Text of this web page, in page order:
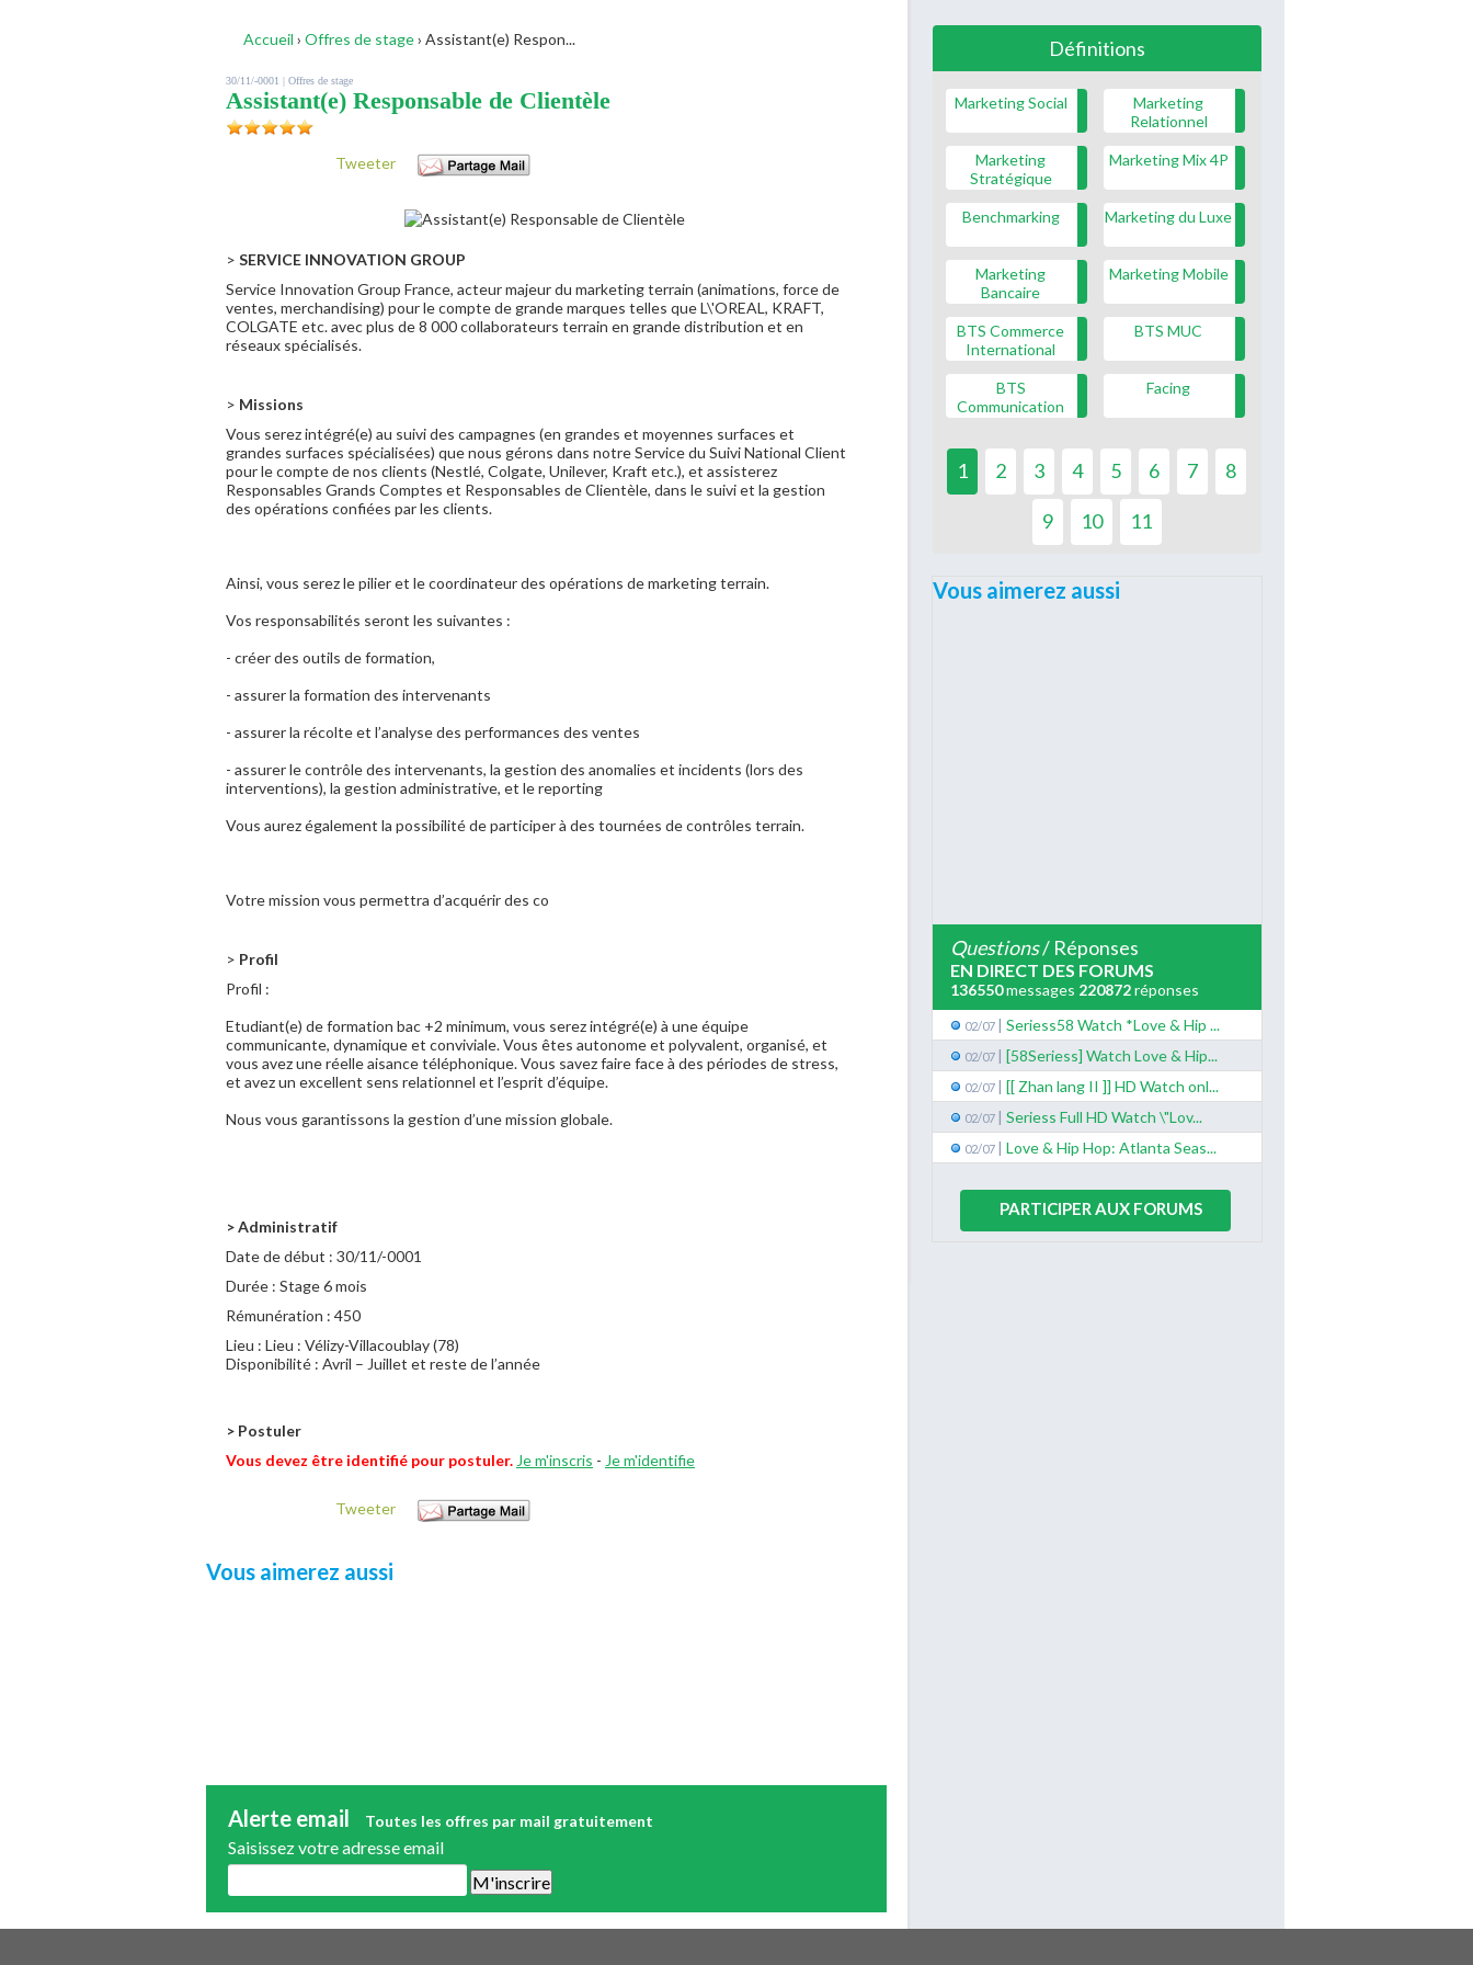
Accueil › Offres de stage› Assistant(e) Respon...
30/11/-0001 | Offres de stage
Assistant(e) Responsable de Clientèle
Tweeter
> SERVICE INNOVATION GROUP
Service Innovation Group France, acteur majeur du marketing terrain (animations, force de
ventes, merchandising) pour le compte de grande marques telles que L\'OREAL, KRAFT,
COLGATE etc. avec plus de 8 000 collaborateurs terrain en grande distribution et en
réseaux spécialisés.
> Missions
Vous serez intégré(e) au suivi des campagnes (en grandes et moyennes surfaces et
grandes surfaces spécialisées) que nous gérons dans notre Service du Suivi National Client
pour le compte de nos clients (Nestlé, Colgate, Unilever, Kraft etc.), et assisterez
Responsables Grands Comptes et Responsables de Clientèle, dans le suivi et la gestion
des opérations confiées par les clients.
Ainsi, vous serez le pilier et le coordinateur des opérations de marketing terrain.
Vos responsabilités seront les suivantes :
- créer des outils de formation,
- assurer la formation des intervenants
- assurer la récolte et l’analyse des performances des ventes
- assurer le contrôle des intervenants, la gestion des anomalies et incidents (lors des
interventions), la gestion administrative, et le reporting
Vous aurez également la possibilité de participer à des tournées de contrôles terrain.
Votre mission vous permettra d’acquérir des co
> Profil
Profil :
Etudiant(e) de formation bac +2 minimum, vous serez intégré(e) à une équipe
communicante, dynamique et conviviale. Vous êtes autonome et polyvalent, organisé, et
vous avez une réelle aisance téléphonique. Vous savez faire face à des périodes de stress,
et avez un excellent sens relationnel et l’esprit d’équipe.
Nous vous garantissons la gestion d’une mission globale.
> Administratif
Date de début : 30/11/-0001
Durée : Stage 6 mois
Rémunération : 450
Lieu : Lieu : Vélizy-Villacoublay (78)
Disponibilité : Avril – Juillet et reste de l’année
> Postuler
Vous devez être identifié pour postuler. Je m'inscris - Je m'identifie
Tweeter
Vous aimerez aussi
Alerte email Toutes les offres par mail gratuitement
Saisissez votre adresse email
Une alerte mail par semaine maximum. Vous pourrez vous désinscrire facilement. Aucune
Définitions
Marketing Social
Marketing
Relationnel
Marketing
Stratégique
Marketing Mix 4P
Benchmarking Marketing du Luxe
Marketing
Bancaire
Marketing Mobile
BTS Commerce
International
BTS MUC
BTS
Communication
Facing
1 2 3 4 5 6 7 8
9 10 11
Vous aimerez aussi
Questions/ Réponses
EN DIRECT DES FORUMS
136550messages 220872réponses
02/07 | Seriess58 Watch *Love & Hip ...
02/07 | [58Seriess] Watch Love & Hip...
02/07 | [[ Zhan lang II ]] HD Watch onl...
02/07 | Seriess Full HD Watch \"Lov...
02/07 | Love & Hip Hop: Atlanta Seas...
PARTICIPER AUX FORUMS